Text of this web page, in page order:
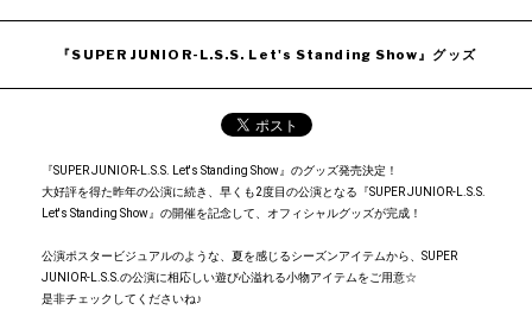
『SUPER JUNIOR-L.S.S. Let's Standing Show』グッズ
『SUPER JUNIOR-L.S.S. Let's Standing Show』のグッズ発売決定！
大好評を得た昨年の公演に続き、早くも2度目の公演となる『SUPER JUNIOR-L.S.S.
Let's Standing Show』の開催を記念して、オフィシャルグッズが完成！
公演ポスタービジュアルのような、夏を感じるシーズンアイテムから、SUPER
JUNIOR-L.S.S.の公演に相応しい遊び心溢れる小物アイテムをご用意☆
是非チェックしてくださいね♪